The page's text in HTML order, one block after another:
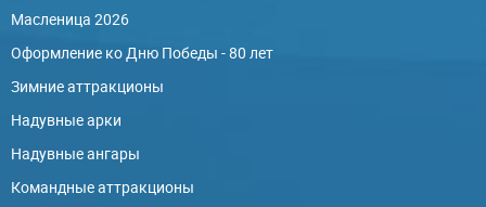
Масленица 2026
Оформление ко Дню Победы - 80 лет
Зимние аттракционы
Надувные арки
Надувные ангары
Командные аттракционы